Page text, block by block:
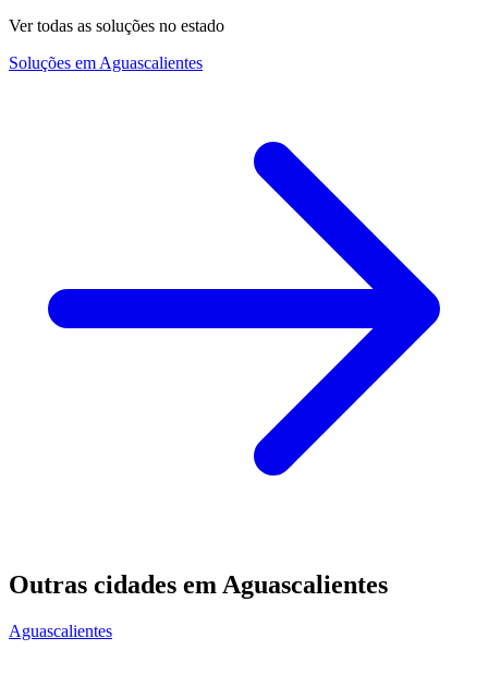
Ver todas as soluções no estado
Soluções em Aguascalientes
Outras cidades em Aguascalientes
Aguascalientes